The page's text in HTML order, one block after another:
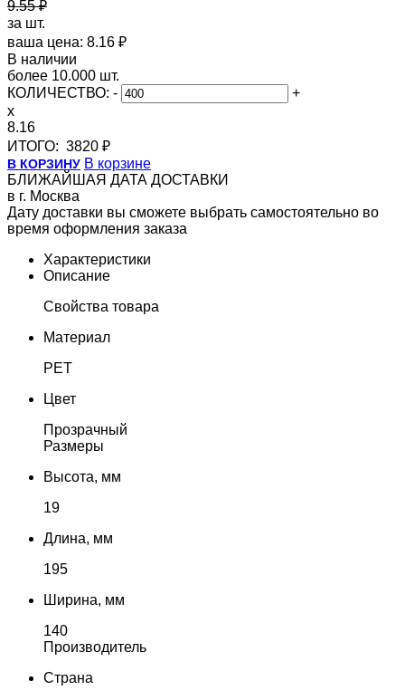
9.55 ₽
за шт.
ваша цена: 8.16 ₽
В наличии
более 10.000 шт.
КОЛИЧЕСТВО: -
+
x
8.16
ИТОГО: 3820 ₽
В КОРЗИНУ В корзине
БЛИЖАЙШАЯ ДАТА ДОСТАВКИ
в г. Москва
Дату доставки вы сможете выбрать самостоятельно во
время оформления заказа
Характеристики
Описание
Свойства товара
Материал
PET
Цвет
Прозрачный
Размеры
Высота, мм
19
Длина, мм
195
Ширина, мм
140
Производитель
Страна